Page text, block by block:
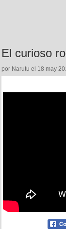
El curioso
por Narutu el 18 may